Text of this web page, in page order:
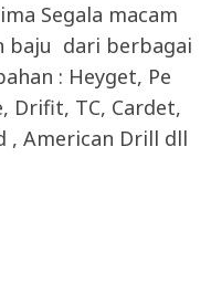
Segala macam
baju dari berbagai
: Heyget, Pe
Drifit, TC, Cardet,
, American Drill dll